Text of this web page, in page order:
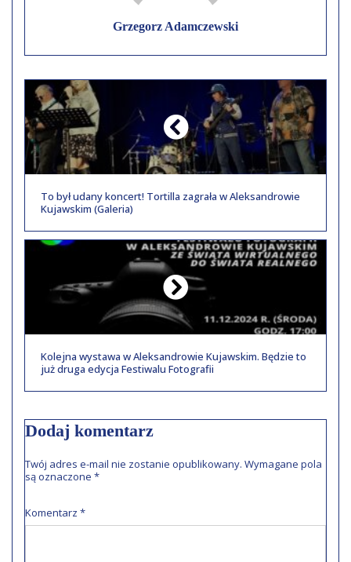
Grzegorz Adamczewski
To był udany koncert! Tortilla zagrała w Aleksandrowie
Kujawskim (Galeria)
Kolejna wystawa w Aleksandrowie Kujawskim. Będzie to
już druga edycja Festiwalu Fotografii
Dodaj komentarz
Twój adres e-mail nie zostanie opublikowany. Wymagane pola
są oznaczone *
Komentarz *